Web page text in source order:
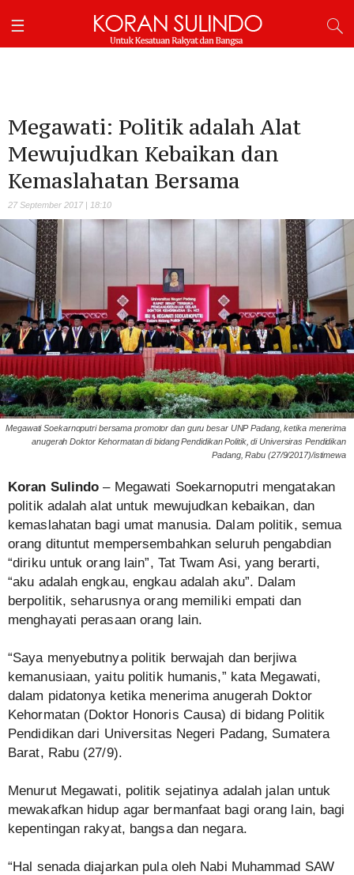
Megawati: Politik adalah Alat
Mewujudkan Kebaikan dan
Kemaslahatan Bersama
27 September 2017 | 18:10
Megawati Soekarnoputri bersama promotor dan guru besar UNP Padang, ketika menerima
anugerah Doktor Kehormatan di bidang Pendidikan Politik, di Universiras Pendidikan
Padang, Rabu (27/9/2017)/istimewa
Koran Sulindo – Megawati Soekarnoputri mengatakan
politik adalah alat untuk mewujudkan kebaikan, dan
kemaslahatan bagi umat manusia. Dalam politik, semua
orang dituntut mempersembahkan seluruh pengabdian
“diriku untuk orang lain”, Tat Twam Asi, yang berarti,
“aku adalah engkau, engkau adalah aku”. Dalam
berpolitik, seharusnya orang memiliki empati dan
menghayati perasaan orang lain.
“Saya menyebutnya politik berwajah dan berjiwa
kemanusiaan, yaitu politik humanis,” kata Megawati,
dalam pidatonya ketika menerima anugerah Doktor
Kehormatan (Doktor Honoris Causa) di bidang Politik
Pendidikan dari Universitas Negeri Padang, Sumatera
Barat, Rabu (27/9).
Menurut Megawati, politik sejatinya adalah jalan untuk
mewakafkan hidup agar bermanfaat bagi orang lain, bagi
kepentingan rakyat, bangsa dan negara.
“Hal senada diajarkan pula oleh Nabi Muhammad SAW